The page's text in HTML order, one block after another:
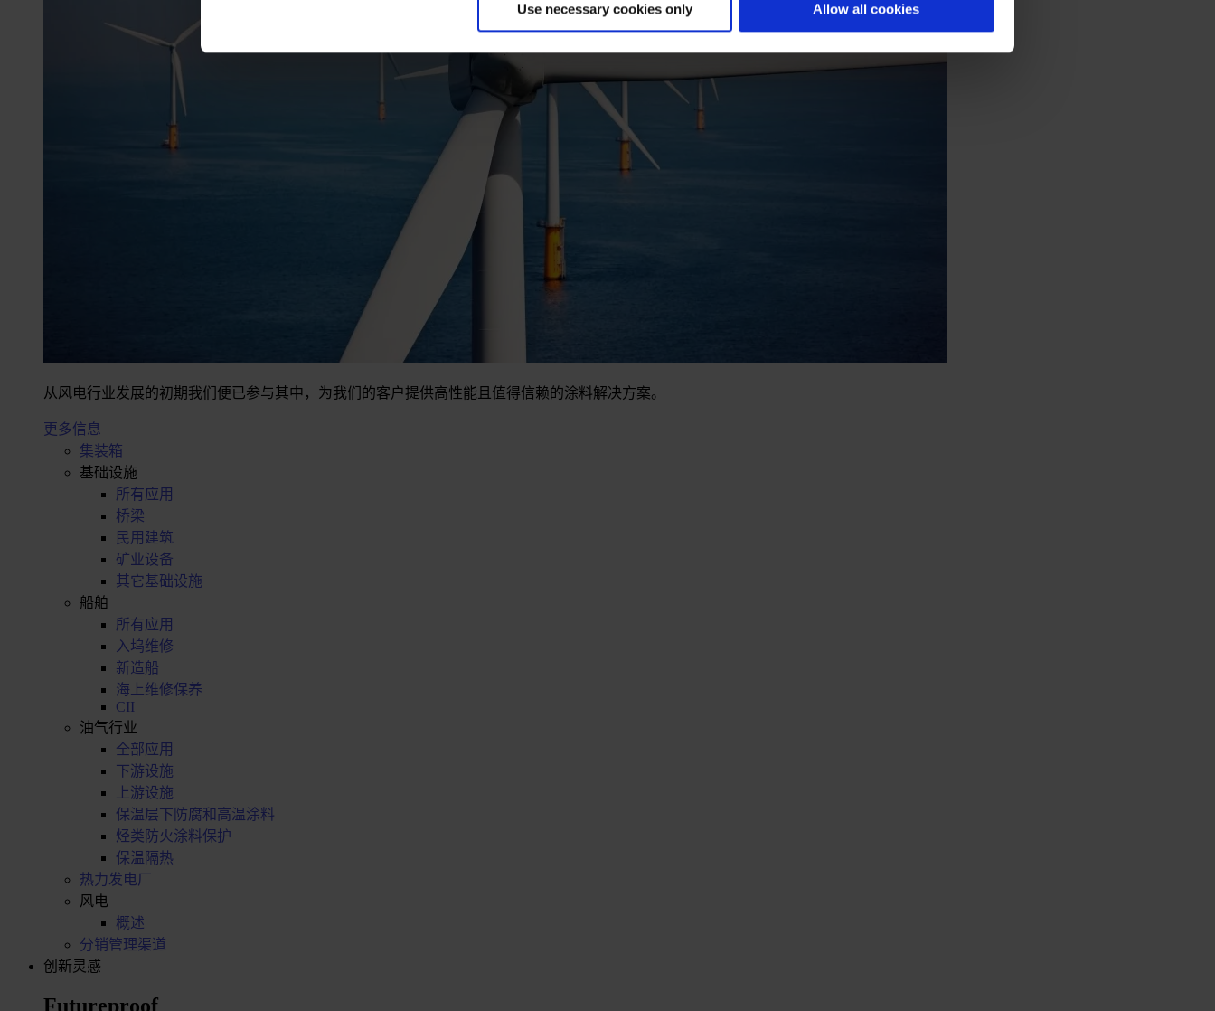
Use necessary cookies only Allow all cookies
从风电行业发展的初期我们便已参与其中，为我们的客户提供高性能且值得信赖的涂料解决方案。
更多信息
集装箱
基础设施
所有应用
桥梁
民用建筑
矿业设备
其它基础设施
船舶
所有应用
入坞维修
新造船
海上维修保养
CII
油气行业
全部应用
下游设施
上游设施
保温层下防腐和高温涂料
烃类防火涂料保护
保温隔热
热力发电厂
风电
概述
分销管理渠道
创新灵感
Futureproof